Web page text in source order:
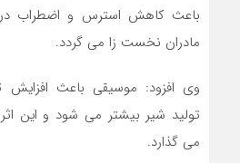
باعث کاهش استرس و اضطراب
مادران نخست زا می گردد.
وی افزود: موسیقی باعث
تولید شیر بیشتر می شود و این
می گذارد.